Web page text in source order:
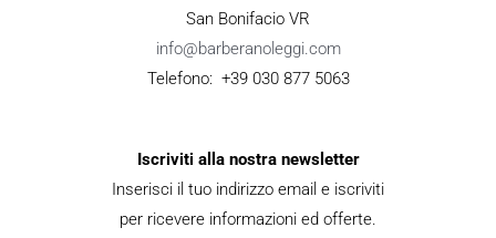
San Bonifacio VR
info@barberanoleggi.com
Telefono: +39 030 877 5063
Iscriviti alla nostra newsletter
Inserisci il tuo indirizzo email e iscriviti
per ricevere informazioni ed offerte.